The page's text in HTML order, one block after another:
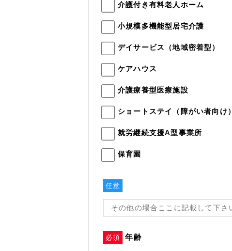
介護付き有料老人ホーム
小規模多機能型居宅介護
デイサービス（地域密着型）
ケアハウス
介護療養型医療施設
ショートステイ（障がい者向け）
就労継続支援A型事業所
保育園
任意
必須 年齢